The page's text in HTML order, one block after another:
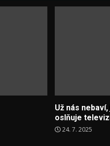
Už nás
oslňuje
24. 7. 2025